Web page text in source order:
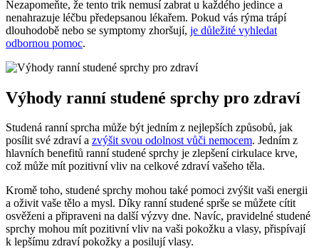
Nezapomeňte, že tento trik nemusí zabrat u každého jedince a
nenahrazuje léčbu předepsanou lékařem. Pokud vás rýma trápí
dlouhodobě nebo se symptomy zhoršují, je důležité vyhledat
odbornou pomoc.
Výhody ranní studené sprchy pro zdraví
Studená ranní sprcha může být jedním z nejlepších způsobů, jak
posílit své zdraví a zvýšit svou odolnost vůči nemocem. Jedním z
hlavních benefitů ranní studené sprchy je zlepšení cirkulace krve,
což může mít pozitivní vliv na celkové zdraví vašeho těla.
Kromě toho, studené sprchy mohou také pomoci zvýšit vaši energii
a oživit vaše tělo a mysl. Díky ranní studené sprše se můžete cítit
osvěženi a připraveni na další výzvy dne. Navíc, pravidelné studené
sprchy mohou mít pozitivní vliv na vaši pokožku a vlasy, přispívají
k lepšímu zdraví pokožky a posilují vlasy.